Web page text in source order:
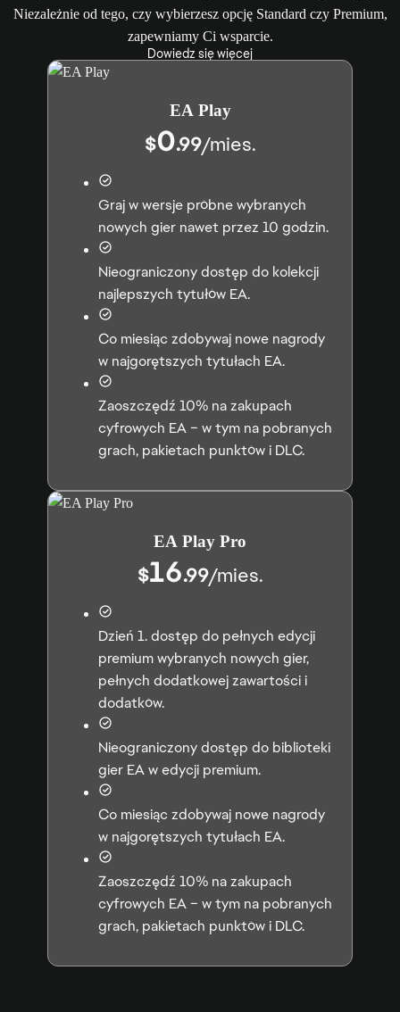
Niezależnie od tego, czy wybierzesz opcję Standard czy Premium,
zapewniamy Ci wsparcie.
Dowiedz się więcej
EA Play
$0.99/mies.
Graj w wersje próbne wybranych
nowych gier nawet przez 10 godzin.
Nieograniczony dostęp do kolekcji
najlepszych tytułów EA.
Co miesiąc zdobywaj nowe nagrody
w najgorętszych tytułach EA.
Zaoszczędź 10% na zakupach
cyfrowych EA – w tym na pobranych
grach, pakietach punktów i DLC.
EA Play Pro
$16.99/mies.
Dzień 1. dostęp do pełnych edycji
premium wybranych nowych gier,
pełnych dodatkowej zawartości i
dodatków.
Nieograniczony dostęp do biblioteki
gier EA w edycji premium.
Co miesiąc zdobywaj nowe nagrody
w najgorętszych tytułach EA.
Zaoszczędź 10% na zakupach
cyfrowych EA – w tym na pobranych
grach, pakietach punktów i DLC.